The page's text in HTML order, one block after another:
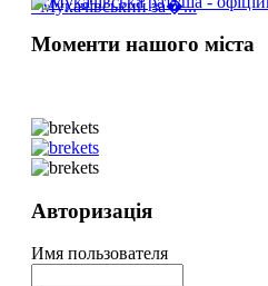
«Мукачівський за�...
Моменти нашого міста
Авторизація
Имя пользователя